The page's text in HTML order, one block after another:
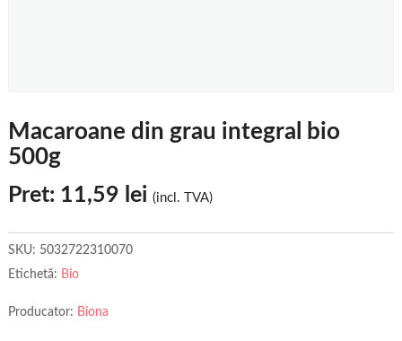
Macaroane din grau integral bio
500g
Pret: 11,59 lei (incl. TVA)
SKU: 5032722310070
Etichetă: Bio
Producator: Biona